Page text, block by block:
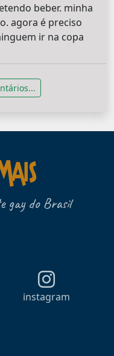
beber. minha
agora é preciso
ir na copa
gay do Brasil
instagram